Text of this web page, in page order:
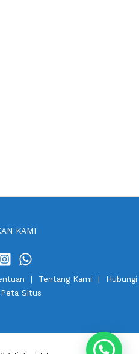
KAMI
| Tentang Kami | Hubungi
Peta Situs